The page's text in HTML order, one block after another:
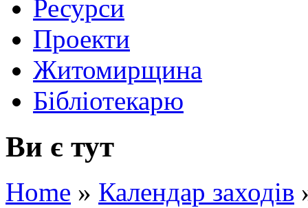
Ресурси
Проекти
Житомирщина
Бібліотекарю
Ви є тут
Home » Календар заходів